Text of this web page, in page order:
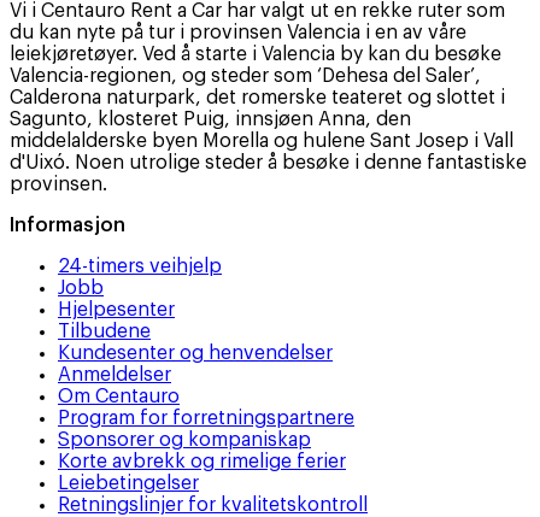
Vi i Centauro Rent a Car har valgt ut en rekke ruter som
du kan nyte på tur i provinsen Valencia i en av våre
leiekjøretøyer. Ved å starte i Valencia by kan du besøke
Valencia-regionen, og steder som ‘Dehesa del Saler’,
Calderona naturpark, det romerske teateret og slottet i
Sagunto, klosteret Puig, innsjøen Anna, den
middelalderske byen Morella og hulene Sant Josep i Vall
d'Uixó. Noen utrolige steder å besøke i denne fantastiske
provinsen.
Informasjon
24-timers veihjelp
Jobb
Hjelpesenter
Tilbudene
Kundesenter og henvendelser
Anmeldelser
Om Centauro
Program for forretningspartnere
Sponsorer og kompaniskap
Korte avbrekk og rimelige ferier
Leiebetingelser
Retningslinjer for kvalitetskontroll